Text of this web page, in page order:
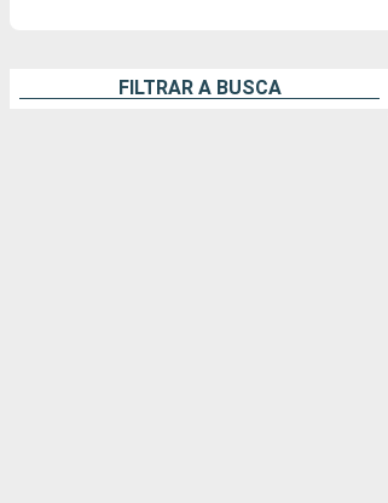
FILTRAR A BUSCA